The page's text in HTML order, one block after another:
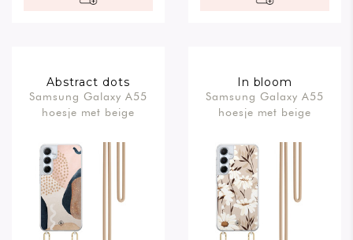
Abstract dots
Samsung Galaxy A55
hoesje met beige
In bloom
Samsung Galaxy A55
hoesje met beige